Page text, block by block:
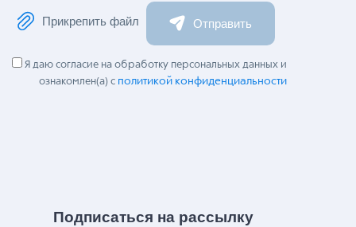
Прикрепить файл Отправить
Я даю согласие на обработку персональных данных и
ознакомлен(а) с политикой конфиденциальности
Подписаться на рассылку